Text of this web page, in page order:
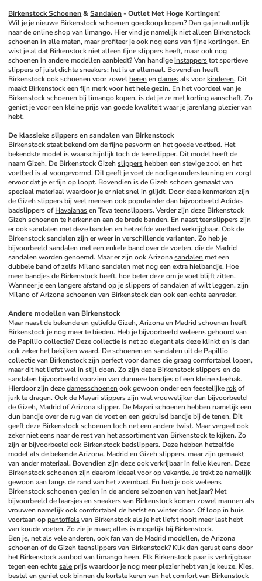
Birkenstock Schoenen & Sandalen - Outlet Met Hoge Kortingen!
Wil je je nieuwe Birkenstock schoenen goedkoop kopen? Dan ga je natuurlijk
naar de online shop van limango. Hier vind je namelijk niet alleen Birkenstock
schoenen in alle maten, maar profiteer je ook nog eens van fijne kortingen. En
wist je al dat Birkenstock niet alleen fijne slippers heeft, maar ook nog
schoenen in andere modellen aanbiedt? Van handige instappers tot sportieve
slippers of juist dichte sneakers; het is er allemaal. Bovendien heeft
Birkenstock ook schoenen voor zowel heren en dames als voor kinderen. Dit
maakt Birkenstock een fijn merk voor het hele gezin. En het voordeel van je
Birkenstock schoenen bij limango kopen, is dat je ze met korting aanschaft. Zo
geniet je voor een kleine prijs van goede kwaliteit waar je jarenlang plezier van
hebt.
De klassieke slippers en sandalen van Birkenstock
Birkenstock staat bekend om de fijne pasvorm en het goede voetbed. Het
bekendste model is waarschijnlijk toch de teenslipper. Dit model heeft de
naam Gizeh. De Birkenstock Gizeh slippers hebben een stevige zool en het
voetbed is al voorgevormd. Dit geeft je voet de nodige ondersteuning en zorgt
ervoor dat je er fijn op loopt. Bovendien is de Gizeh schoen gemaakt van
speciaal materiaal waardoor je er niet snel in glijdt. Door deze kenmerken zijn
de Gizeh slippers bij veel mensen ook populairder dan bijvoorbeeld Adidas
badslippers of Havaianas en Teva teenslippers. Verder zijn deze Birkenstock
Gizeh schoenen te herkennen aan de brede banden. En naast teenslippers zijn
er ook sandalen met deze banden en hetzelfde voetbed verkrijgbaar. Ook de
Birkenstock sandalen zijn er weer in verschillende varianten. Zo heb je
bijvoorbeeld sandalen met een enkele band over de voeten, die de Madrid
sandalen worden genoemd. Maar er zijn ook Arizona sandalen met een
dubbele band of zelfs Milano sandalen met nog een extra hielbandje. Hoe
meer bandjes de Birkenstock heeft, hoe beter deze om je voet blijft zitten.
Wanneer je een langere afstand op je slippers of sandalen af wilt leggen, zijn
Milano of Arizona schoenen van Birkenstock dan ook een echte aanrader.
Andere modellen van Birkenstock
Maar naast de bekende en geliefde Gizeh, Arizona en Madrid schoenen heeft
Birkenstock je nog meer te bieden. Heb je bijvoorbeeld weleens gehoord van
de Papillio collectie? Deze collectie is net zo elegant als deze klinkt en is dan
ook zeker het bekijken waard. De schoenen en sandalen uit de Papillio
collectie van Birkenstock zijn perfect voor dames die graag comfortabel lopen,
maar dit het liefst wel in stijl doen. Zo zijn deze Birkenstock slippers en de
sandalen bijvoorbeeld voorzien van dunnere bandjes of een kleine sleehak.
Hierdoor zijn deze damesschoenen ook gewoon onder een feestelijke rok
of
jurk te dragen. Ook de Mayari slippers zijn wat vrouwelijker dan bijvoorbeeld
de Gizeh, Madrid of Arizona slipper. De Mayari schoenen hebben namelijk een
dun bandje over de rug van de voet en een gekruisd bandje bij de tenen. Dit
geeft deze Birkenstock schoenen toch net een andere twist. Maar vergeet ook
zeker niet eens naar de rest van het assortiment van Birkenstock te kijken. Zo
zijn er bijvoorbeeld ook Birkenstock badslippers. Deze hebben hetzelfde
model als de bekende Arizona, Madrid en Gizeh slippers, maar zijn gemaakt
van ander materiaal. Bovendien zijn deze ook verkrijbaar in felle kleuren. Deze
Birkenstock schoenen zijn daarom ideaal voor op vakantie. Je trekt ze namelijk
gewoon aan langs de rand van het zwembad. En heb je ook weleens
Birkenstock schoenen gezien in de andere seizoenen van het jaar? Met
bijvoorbeeld de laarsjes en sneakers van Birkenstock komen zowel mannen als
vrouwen namelijk ook comfortabel de herfst en winter door. Of loop in huis
voortaan op pantoffels van Birkenstock als je het liefst nooit meer last hebt
van koude voeten. Zo zie je maar; alles is mogelijk bij Birkenstock.
Ben je, net als vele anderen, ook fan van de Madrid modellen, de Arizona
schoenen of de Gizeh teenslippers van Birkenstock? Klik dan gerust eens door
het Birkenstock aanbod van limango heen. Elk Birkenstock paar is verkrijgbaar
tegen een echte sale prijs waardoor je nog meer plezier hebt van je keuze. Kies,
bestel en geniet ook binnen de kortste keren van het comfort van Birkenstock